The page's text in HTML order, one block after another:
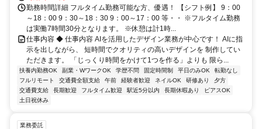
勤務時間詳細 フルタイム勤務可能な方、優遇！ 【シフト例】 9：00
～18：00 9：30～18：30 9：00～17：00 等・・ ※フルタイム勤務
は実働7時間30分となります。 ※休憩は計1時...
仕事内容 ◆ 仕事内容 AIを活用したデザイン業務が中心です！ AIに指
示を出しながら、 短時間でクオリティの高いデザインを 制作してい
ただきます。 「じっくり時間をかけて1つを作る」よりも 限ら...
扶養内勤務OK 副業・WワークOK 学歴不問 固定時間制 平日のみOK
転勤なし
フルリモート
交通費全額支給 午前 経験者歓迎 ネイルOK 研修あり
夕方
交通費支給
長期歓迎 フルタイム歓迎 駅近5分以内 長期休暇あり
ピアスOK
土日祝休み
業務委託